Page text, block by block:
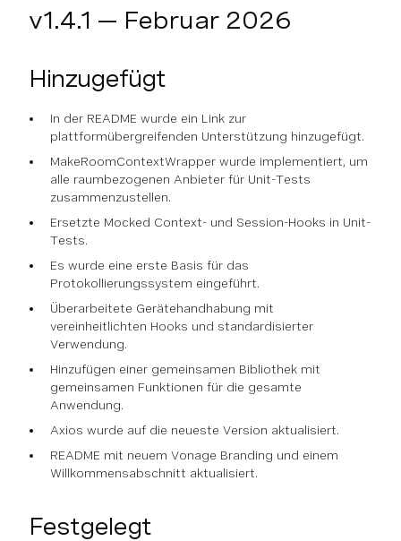
v1.4.1 — Februar 2026
Hinzugefügt
In der README wurde ein Link zur
plattformübergreifenden Unterstützung hinzugefügt.
MakeRoomContextWrapper wurde implementiert, um
alle raumbezogenen Anbieter für Unit-Tests
zusammenzustellen.
Ersetzte Mocked Context- und Session-Hooks in Unit-
Tests.
Es wurde eine erste Basis für das
Protokollierungssystem eingeführt.
Überarbeitete Gerätehandhabung mit
vereinheitlichten Hooks und standardisierter
Verwendung.
Hinzufügen einer gemeinsamen Bibliothek mit
gemeinsamen Funktionen für die gesamte
Anwendung.
Axios wurde auf die neueste Version aktualisiert.
README mit neuem Vonage Branding und einem
Willkommensabschnitt aktualisiert.
Festgelegt